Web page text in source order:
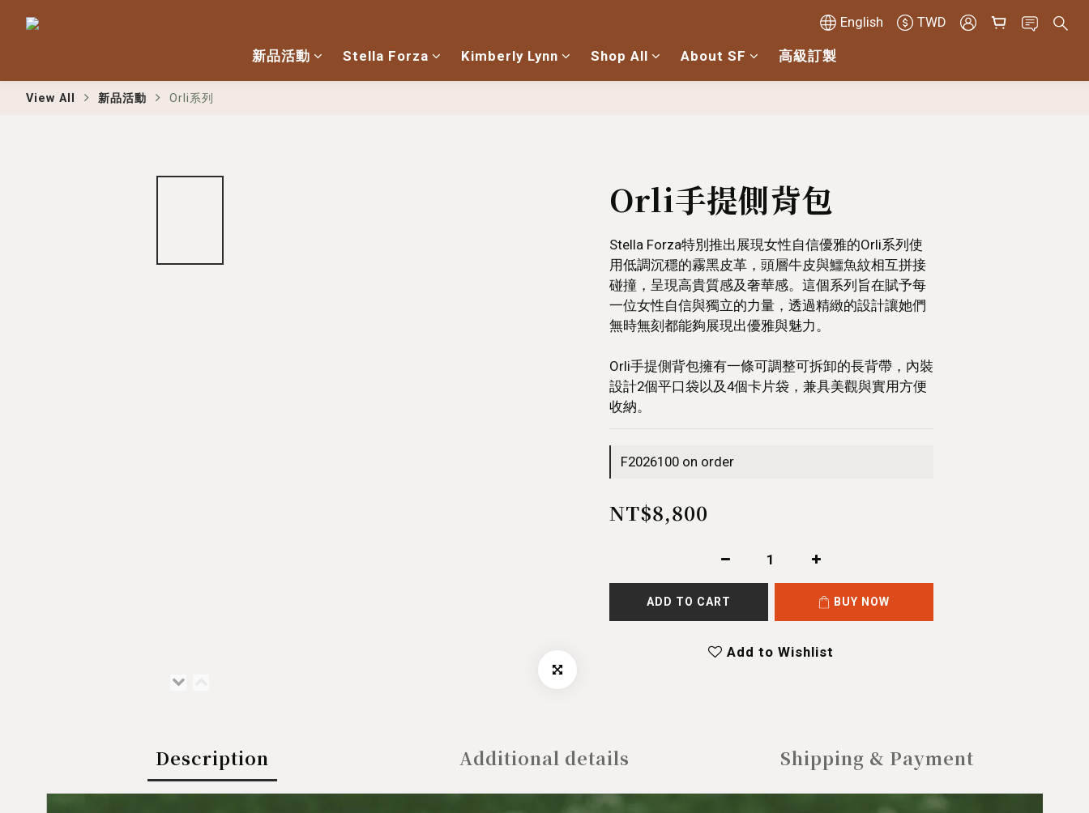
English TWD
新品活動 Stella Forza Kimberly Lynn Shop All About SF 高級訂製
View All 新品活動 Orli系列
Orli手提側背包
Stella Forza特別推出展現女性自信優雅的Orli系列使
用低調沉穩的霧黑皮革，頭層牛皮與鱷魚紋相互拼接
碰撞，呈現高貴質感及奢華感。這個系列旨在賦予每
一位女性自信與獨立的力量，透過精緻的設計讓她們
無時無刻都能夠展現出優雅與魅力。
Orli手提側背包擁有一條可調整可拆卸的長背帶，內裝
設計2個平口袋以及4個卡片袋，兼具美觀與實用方便
收納。
F2026100 on order
NT$8,800
ADD TO CART BUY NOW
Add to Wishlist
Description Additional details Shipping & Payment